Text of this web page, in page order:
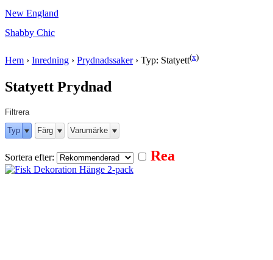
New England
Shabby Chic
Hem › Inredning › Prydnadssaker› Typ: Statyett(x)
Statyett Prydnad
Filtrera
Typ
Färg Varumärke
Sortera efter: Rea